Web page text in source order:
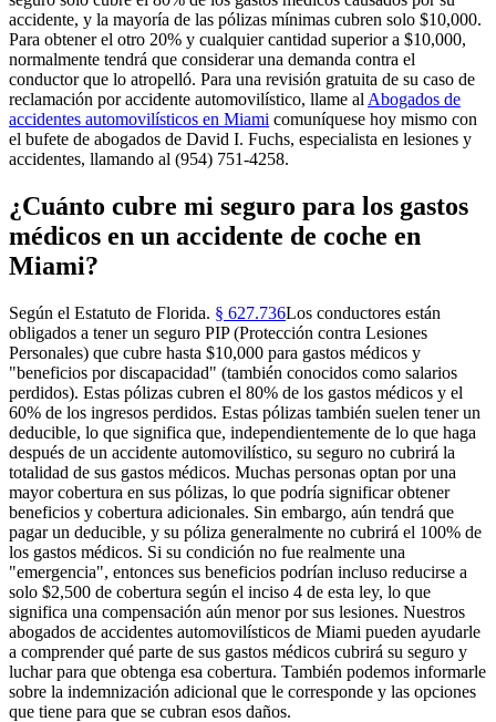
accidente, y la mayoría de las pólizas mínimas cubren solo $10,000.
Para obtener el otro 20% y cualquier cantidad superior a $10,000,
normalmente tendrá que considerar una demanda contra el
conductor que lo atropelló. Para una revisión gratuita de su caso de
reclamación por accidente automovilístico, llame al Abogados de
accidentes automovilísticos en Miami comuníquese hoy mismo con
el bufete de abogados de David I. Fuchs, especialista en lesiones y
accidentes, llamando al (954) 751-4258.
¿Cuánto cubre mi seguro para los gastos
médicos en un accidente de coche en
Miami?
Según el Estatuto de Florida. § 627.736Los conductores están
obligados a tener un seguro PIP (Protección contra Lesiones
Personales) que cubre hasta $10,000 para gastos médicos y
"beneficios por discapacidad" (también conocidos como salarios
perdidos). Estas pólizas cubren el 80% de los gastos médicos y el
60% de los ingresos perdidos. Estas pólizas también suelen tener un
deducible, lo que significa que, independientemente de lo que haga
después de un accidente automovilístico, su seguro no cubrirá la
totalidad de sus gastos médicos. Muchas personas optan por una
mayor cobertura en sus pólizas, lo que podría significar obtener
beneficios y cobertura adicionales. Sin embargo, aún tendrá que
pagar un deducible, y su póliza generalmente no cubrirá el 100% de
los gastos médicos. Si su condición no fue realmente una
"emergencia", entonces sus beneficios podrían incluso reducirse a
solo $2,500 de cobertura según el inciso 4 de esta ley, lo que
significa una compensación aún menor por sus lesiones. Nuestros
abogados de accidentes automovilísticos de Miami pueden ayudarle
a comprender qué parte de sus gastos médicos cubrirá su seguro y
luchar para que obtenga esa cobertura. También podemos informarle
sobre la indemnización adicional que le corresponde y las opciones
que tiene para que se cubran esos daños.